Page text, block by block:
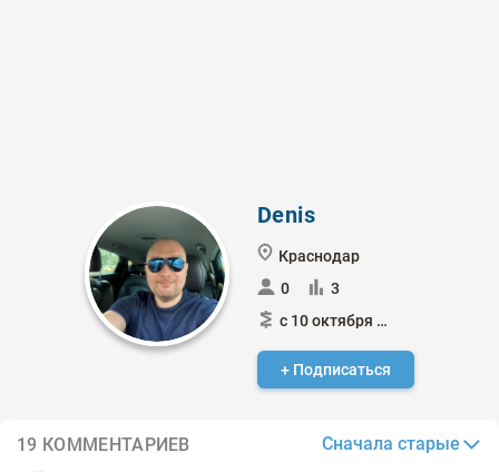
Denis
Краснодар
0
3
с 10 октября 2024
+ Подписаться
19 КОММЕНТАРИЕВ Сначала старые